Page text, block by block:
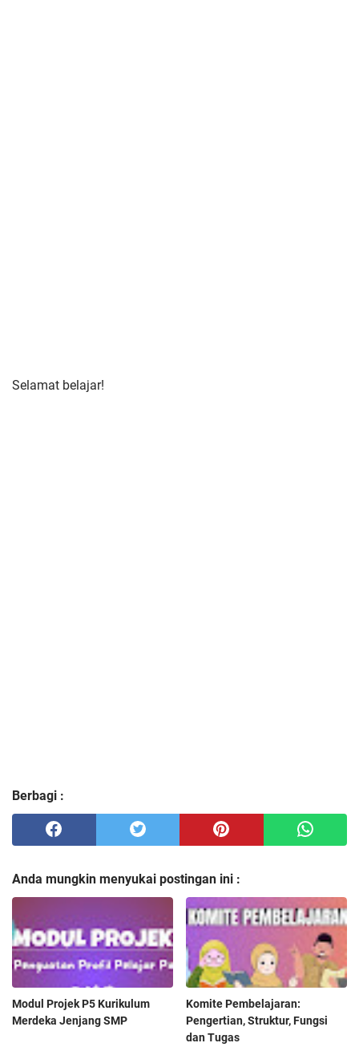
Selamat belajar!
Berbagi :
Anda mungkin menyukai postingan ini :
Modul Projek P5 Kurikulum
Merdeka Jenjang SMP
Komite Pembelajaran:
Pengertian, Struktur, Fungsi
dan Tugas